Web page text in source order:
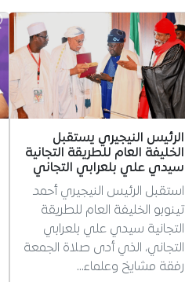
الرئيس النيجيري يستقبل
الخليفة العام للطريقة التجانية
سيدي علي بلعرابي التجاني
استقبل الرئيس النيجيري أحمد
تينوبو الخليفة العام للطريقة
التجانية سيدي علي بلعرابي
التجاني، الذي أدى صلاة الجمعة
رفقة مشايخ وعلماء…